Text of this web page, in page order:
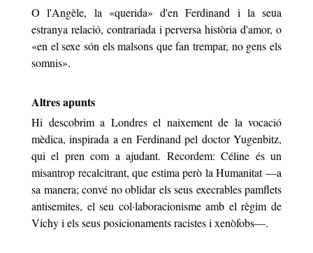
O l'Angèle, la «querida» d'en Ferdinand i la seua
estranya relació, contrariada i perversa història d'amor, o
«en el sexe són els malsons que fan trempar, no gens els
somnis».
Altres apunts
Hi descobrim a Londres el naixement de la vocació
mèdica, inspirada a en Ferdinand pel doctor Yugenbitz,
qui el pren com a ajudant. Recordem: Céline és un
misantrop recalcitrant, que estima però la Humanitat —a
sa manera; convé no oblidar els seus execrables pamflets
antisemites, el seu col·laboracionisme amb el règim de
Vichy i els seus posicionaments racistes i xenòfobs—.